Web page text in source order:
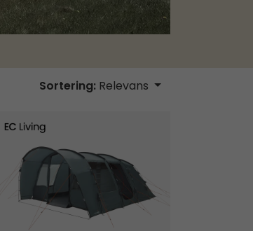
Sortering: Relevans